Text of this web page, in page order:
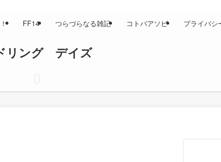
リング デイズ
FF14 つらづらなる雑記 コトバアソビ プライバシ